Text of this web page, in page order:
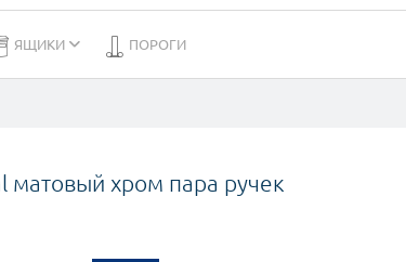
ЯЩИКИ ПОРОГИ
хром пара ручек